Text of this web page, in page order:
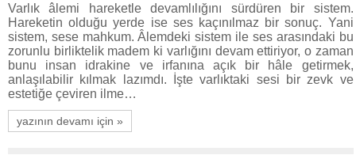
Varlık âlemi hareketle devamlılığını sürdüren bir sistem.
Hareketin olduğu yerde ise ses kaçınılmaz bir sonuç. Yani
sistem, sese mahkum. Âlemdeki sistem ile ses arasındaki bu
zorunlu birliktelik madem ki varlığını devam ettiriyor, o zaman
bunu insan idrakine ve irfanına açık bir hâle getirmek,
anlaşılabilir kılmak lazımdı. İşte varlıktaki sesi bir zevk ve
estetiğe çeviren ilme…
yazının devamı için »